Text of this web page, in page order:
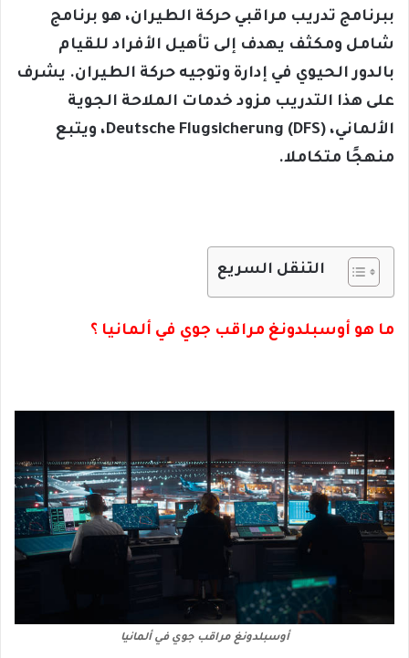
ببرنامج تدريب مراقبي حركة الطيران، هو برنامج
شامل ومكثف يهدف إلى تأهيل الأفراد للقيام
بالدور الحيوي في إدارة وتوجيه حركة الطيران. يشرف
على هذا التدريب مزود خدمات الملاحة الجوية
الألماني، Deutsche Flugsicherung (DFS)، ويتبع
منهجًا متكاملا.
التنقل السريع
ما هو أوسبلدونغ مراقب جوي في ألمانيا ؟
أوسبلدونغ مراقب جوي في ألمانيا